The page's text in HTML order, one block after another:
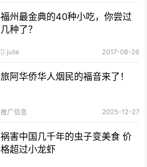
福州最金典的40种小吃，你尝过
几种了？
julie 2017-08-26
旅阿华侨华人烟民的福音来了！
推广信息 2025-12-27
祸害中国几千年的虫子变美食 价
格超过小龙虾